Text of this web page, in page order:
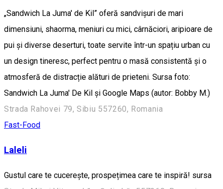
„Sandwich La Juma' de Kil” oferă sandvișuri de mari
dimensiuni, shaorma, meniuri cu mici, cârnăciori, aripioare de
pui și diverse deserturi, toate servite într-un spațiu urban cu
un design tineresc, perfect pentru o masă consistentă și o
atmosferă de distracție alături de prieteni. Sursa foto:
Sandwich La Juma' De Kil și Google Maps (autor: Bobby M.)
Strada Rahovei 79, Sibiu 557260, Romania
Fast-Food
Laleli
Gustul care te cucerește, prospețimea care te inspiră! sursa